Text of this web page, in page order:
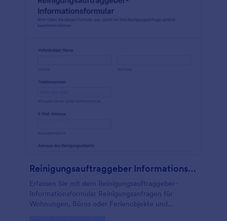
Reinigungsauftraggeber Informationsformular
Erfassen Sie mit dem Reinigungsauftraggeber-
Informationsformular Reinigungsanfragen für
Wohnungen, Büros oder Ferienobjekte und